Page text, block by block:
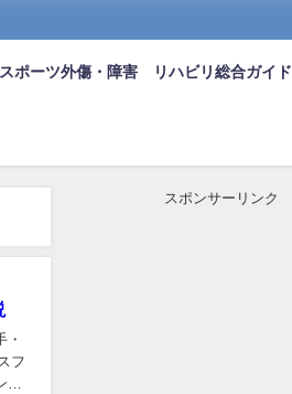
スポーツ外傷・障害 リハビリ総合ガイド
・
フ
スポンサーリンク